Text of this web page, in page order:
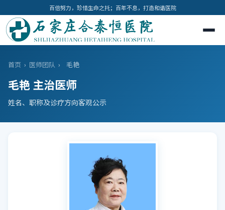
百倍努力，珍惜生命之托；百年不息，打造和谐医院
首页 › 医师团队 › 毛艳
毛艳 主治医师
姓名、职称及诊疗方向客观公示